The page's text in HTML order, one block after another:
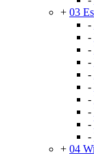
+ 03
-
-
-
-
-
-
-
-
-
-
+ 04